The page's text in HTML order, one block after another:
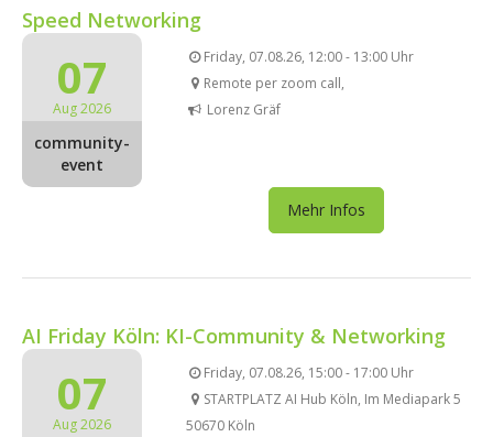
Speed Networking
07
Aug 2026
community-
event
Friday, 07.08.26, 12:00 - 13:00 Uhr
Remote per zoom call,
Lorenz Gräf
Mehr Infos
AI Friday Köln: KI-Community & Networking
07
Aug 2026
Friday, 07.08.26, 15:00 - 17:00 Uhr
STARTPLATZ AI Hub Köln, Im Mediapark 5
50670 Köln